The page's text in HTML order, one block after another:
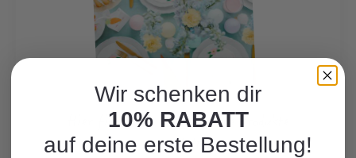
Hier finden Sie viele weitere Produkte
zum Motto.
Wir schenken dir
10% RABATT
auf deine erste Bestellung!